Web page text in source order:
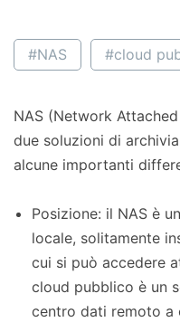
#NAS #cloud
NAS (Network
due soluzioni di
alcune importanti
Posizione: il NAS è
locale, solitamente
cui si può accedere
cloud pubblico è un
centro dati remoto a